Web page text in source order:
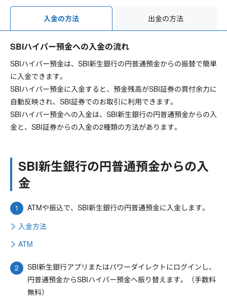
入金の方法 出金の方法
SBIハイパー預金への入金の流れ
SBIハイパー預金は、SBI新生銀行の円普通預金からの振替で簡単
に入金できます。
SBIハイパー預金に入金すると、預金残高がSBI証券の買付余力に
自動反映され、SBI証券でのお取引に利用できます。
SBIハイパー預金への入金は、SBI新生銀行の円普通預金からの入
金と、SBI証券からの入金の2種類の方法があります。
SBI新生銀行の円普通預金からの入
金
ATMや振込で、SBI新生銀行の円普通預金に入金します。
入金方法
ATM
SBI新生銀行アプリまたはパワーダイレクトにログインし、
円普通預金からSBIハイパー預金へ振り替えます。（手数料
無料）